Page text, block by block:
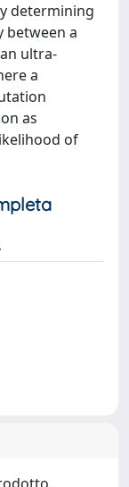
determining
between a
ultra-
a
as
of